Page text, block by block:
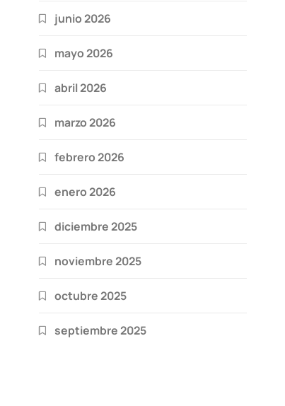
junio 2026
mayo 2026
abril 2026
marzo 2026
febrero 2026
enero 2026
diciembre 2025
noviembre 2025
octubre 2025
septiembre 2025